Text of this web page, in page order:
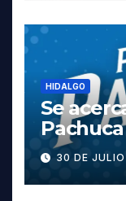
HIDALGO
Se
fechas y
30 DE